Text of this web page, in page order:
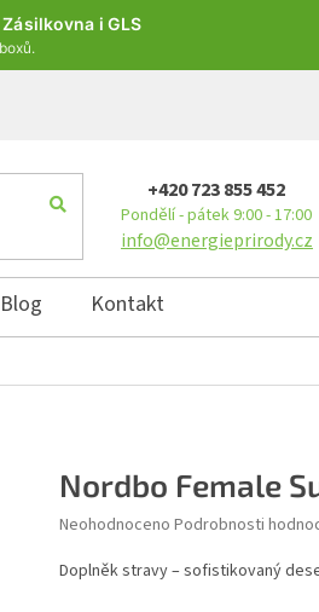
i GLS
+420 723 855 452
Pondělí - pátek 9:00 - 17:00
info@energieprirody.cz
Blog Kontakt
Nordbo Female
Průměrné hodnocení produktu je
Neohodnoceno Podrobnosti
Doplněk stravy – sofistikovaný